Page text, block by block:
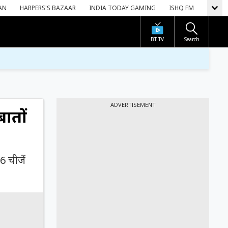
HARPERS'S BAZAAR INDIA TODAY GAMING ISHQ FM
BT TV Search
चीजें
ADVERTISEMENT